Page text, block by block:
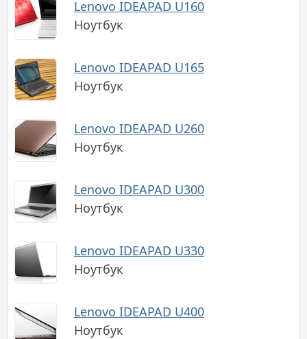
Lenovo IDEAPAD U160
Ноутбук
Lenovo IDEAPAD U165
Ноутбук
Lenovo IDEAPAD U260
Ноутбук
Lenovo IDEAPAD U300
Ноутбук
Lenovo IDEAPAD U330
Ноутбук
Lenovo IDEAPAD U400
Ноутбук